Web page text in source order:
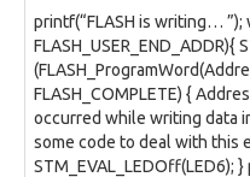
printf(“FLASH is writing… ”);
FLASH_USER_END_ADDR){
FLASH_COMPLETE) {
occurred while writing data
some code to deal with this
STM_EVAL_LEDOff(LED6);